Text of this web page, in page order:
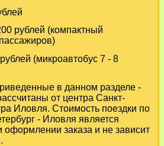
рублей (компактный
(микроавтобус 7 - 8
в данном разделе -
от центра Санкт-
Иловля. Стоимость поездки по
- Иловля является
заказа и не зависит